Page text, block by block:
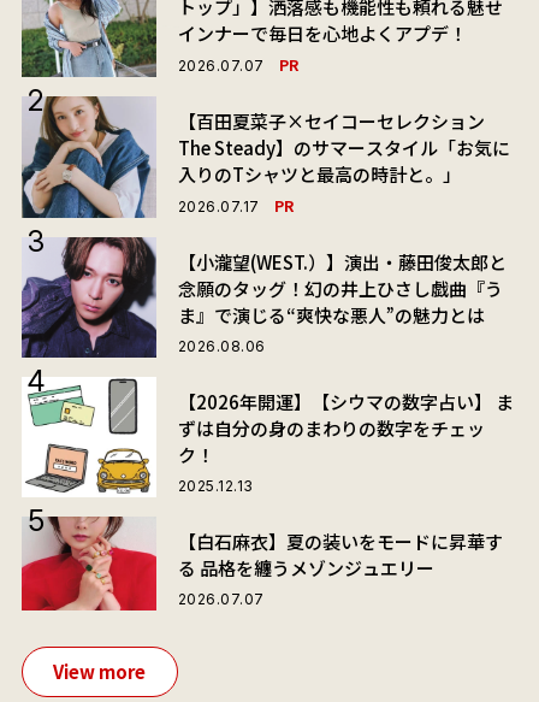
トップ」】洒落感も機能性も頼れる魅せ
インナーで毎日を心地よくアプデ！
2026.07.07 PR
【百田夏菜子×セイコーセレクション
The Steady】のサマースタイル「お気に
入りのTシャツと最高の時計と。」
2026.07.17 PR
【小瀧望(WEST.）】演出・藤田俊太郎と
念願のタッグ！幻の井上ひさし戯曲『う
ま』で演じる“爽快な悪人”の魅力とは
2026.08.06
【2026年開運】【シウマの数字占い】 ま
ずは自分の身のまわりの数字をチェッ
ク！
2025.12.13
【白石麻衣】夏の装いをモードに昇華す
る 品格を纏うメゾンジュエリー
2026.07.07
View more